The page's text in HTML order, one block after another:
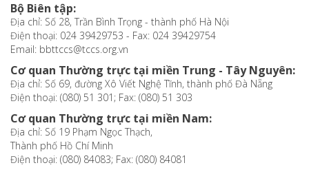
Bộ Biên tập:
Địa chỉ: Số 28, Trần Bình Trọng - thành phố Hà Nội
Điện thoại: 024 39429753 - Fax: 024 39429754
Email: bbttccs@tccs.org.vn
Cơ quan Thường trực tại miền Trung - Tây Nguyên:
Địa chỉ: Số 69, đường Xô Viết Nghệ Tĩnh, thành phố Đà Nẵng
Điện thoại: (080) 51 301; Fax: (080) 51 303
Cơ quan Thường trực tại miền Nam:
Địa chỉ: Số 19 Phạm Ngọc Thạch,
Thành phố Hồ Chí Minh
Điện thoại: (080) 84083; Fax: (080) 84081